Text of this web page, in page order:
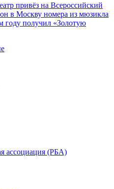
привёз на Всероссийский
в Москву номера из мюзикла
году получил «Золотую
ассоциация (РБА)